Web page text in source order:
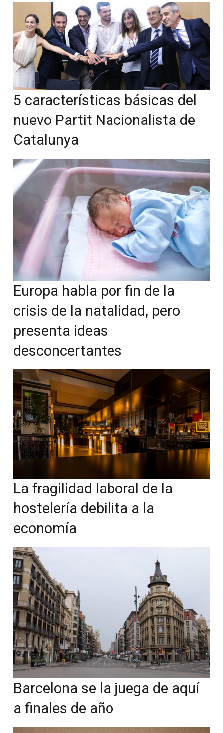
5 características básicas del
nuevo Partit Nacionalista de
Catalunya
Europa habla por fin de la
crisis de la natalidad, pero
presenta ideas
desconcertantes
La fragilidad laboral de la
hostelería debilita a la
economía
Barcelona se la juega de aquí
a finales de año